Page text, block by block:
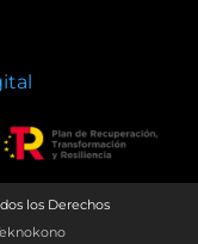
los Derechos